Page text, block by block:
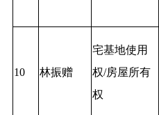
10 林振赠
宅基地使用
权/房屋所有
权